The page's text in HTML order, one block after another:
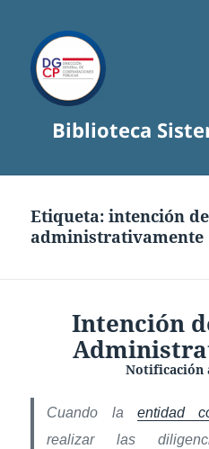
Biblioteca
Etiqueta:intención
administrativamente
Intención
Notificación
Cuando la entidad
realizar las